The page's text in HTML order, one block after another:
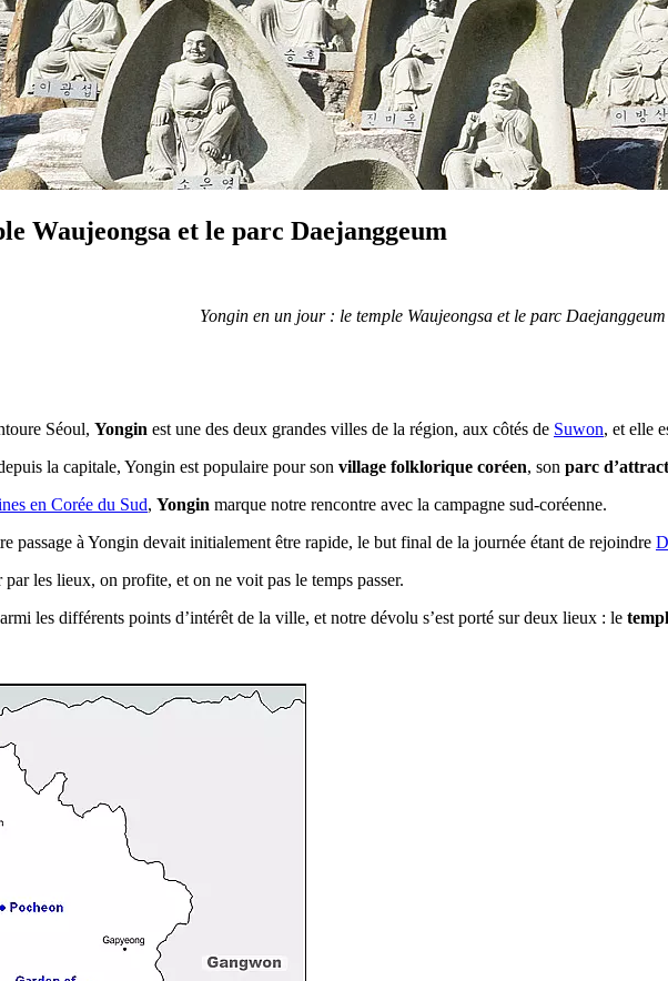
Waujeongsa et le parc Daejanggeum
Yongin en un jour : le temple Waujeongsa et le parc Daejanggeum
Séoul, Yongin est une des deux grandes villes de la région, aux côtés de Suwon, et elle
la capitale, Yongin est populaire pour son village folklorique coréen, son parc
en Corée du Sud, Yongin marque notre rencontre avec la campagne sud-coréenne.
passage à Yongin devait initialement être rapide, le but final de la journée étant de rejoindre
les lieux, on profite, et on ne voit pas le temps passer.
les différents points d’intérêt de la ville, et notre dévolu s’est porté sur deux lieux : le